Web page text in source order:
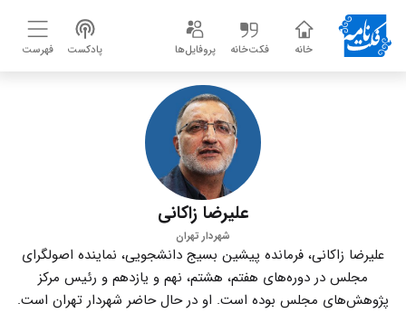
خانه فکت‌خانه پروفایل‌ها پادکست فهرست
علیرضا زاکانی
شهردار تهران
علیرضا زاکانی، فرمانده پیشین بسیج دانشجویی، نماینده اصولگرای
مجلس در دوره‌های هفتم، هشتم، نهم و یازدهم و رئیس مرکز
پژوهش‌های مجلس بوده است. او در حال حاضر شهردار تهران است.